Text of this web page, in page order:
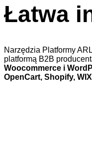
Łatwa
Narzędzia Platformy
platformą B2B
Woocommerce i
OpenCart, Shopify,